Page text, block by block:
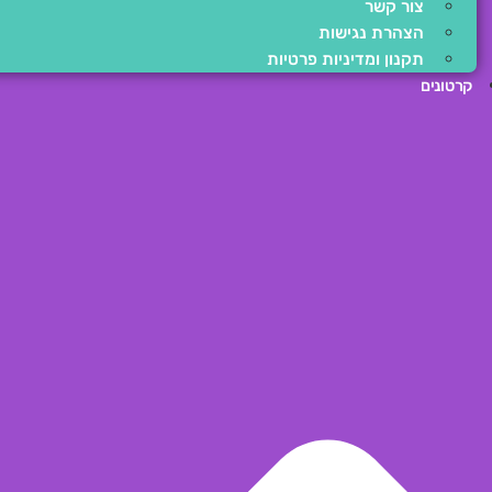
צור קשר
הצהרת נגישות
תקנון ומדיניות פרטיות
קרטונים